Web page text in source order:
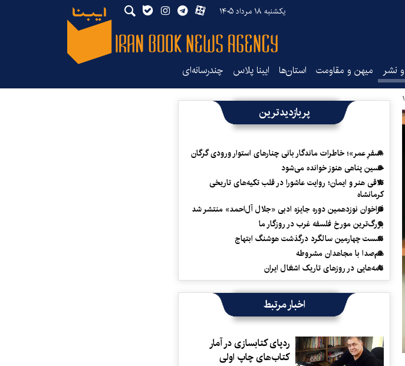
یکشنبه ۱۸ مرداد ۱۴۰۵
نشر میهن و مقاومت استان‌ها ایبنا پلاس چندرسانه‌ای
پربازدیدترین
«سفرِ عمر»؛ خاطرات ماندگار بانی چنارهای استوار ورودی گرگان
حسین پناهی هنوز خوانده می‌شود
تلاقی هنر و ایمان؛ روایت عاشورا در قلب تکیه‌های تاریخی
کرمانشاه
فراخوان نوزدهمین دوره جایزه ادبی «جلال آل‌احمد» منتشر شد
بزرگ‌ترین مورخ فلسفه غرب در روزگار ما
نشست چهارمین سالگرد درگذشت هوشنگ ابتهاج
هم‌صدا با مجاهدان مشروطه
نامه‌هایی در روزهای تاریک اشغال ایران
اخبار مرتبط
ردپای کتابسازی در آمار
کتاب‌های چاپ اولی